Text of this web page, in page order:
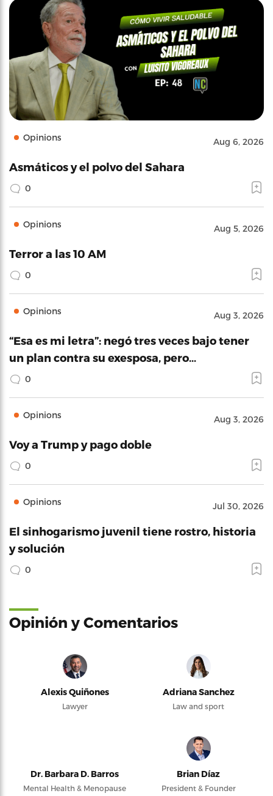
Opinions Aug 6, 2026
Asmáticos y el polvo del Sahara
0
Opinions Aug 5, 2026
Terror a las 10 AM
0
Opinions Aug 3, 2026
“Esa es mi letra”: negó tres veces bajo tener
un plan contra su exesposa, pero…
0
Opinions Aug 3, 2026
Voy a Trump y pago doble
0
Opinions Jul 30, 2026
El sinhogarismo juvenil tiene rostro, historia
y solución
0
Opinión y Comentarios
Alexis Quiñones
Lawyer
Adriana Sanchez
Law and sport
Dr. Barbara D. Barros
Mental Health & Menopause
Brian Díaz
President & Founder